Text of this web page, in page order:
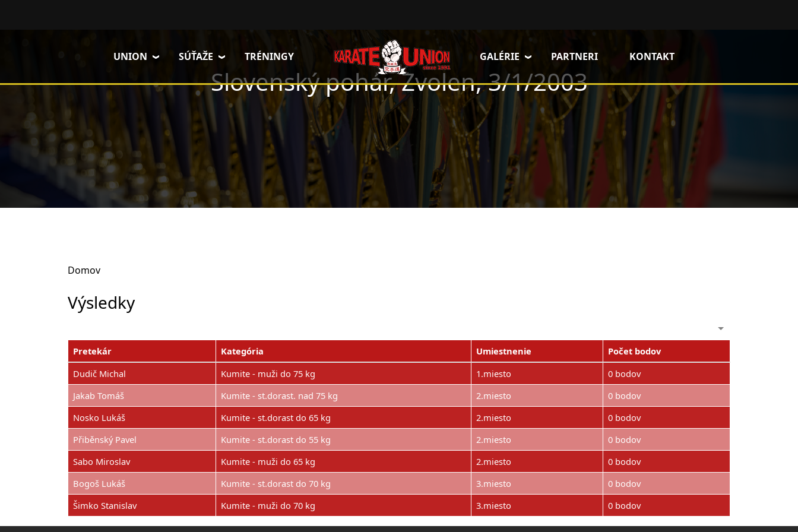
UNION SÚŤAŽE TRÉNINGY GALÉRIE PARTNERI KONTAKT
Slovenský pohár, Zvolen, 3/1/2003
Domov
Výsledky
Pretekár Kategória Umiestnenie
Počet bodov
Dudič Michal
Kumite - muži do 75 kg 1.miesto
0 bodov
Jakab Tomáš
Kumite - st.dorast. nad 75 kg 2.miesto
0 bodov
Nosko Lukáš
Kumite - st.dorast do 65 kg 2.miesto
0 bodov
Přiběnský Pavel
Kumite - st.dorast do 55 kg 2.miesto
0 bodov
Sabo Miroslav
Kumite - muži do 65 kg 2.miesto
0 bodov
Bogoš Lukáš
Kumite - st.dorast do 70 kg 3.miesto
0 bodov
Šimko Stanislav
Kumite - muži do 70 kg 3.miesto 0 bodov